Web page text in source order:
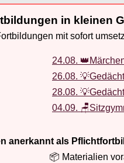
in kleinen
mit sofort
24.08.
26.08.
28.08.
04.09.
anerkannt als
📦 Materialien